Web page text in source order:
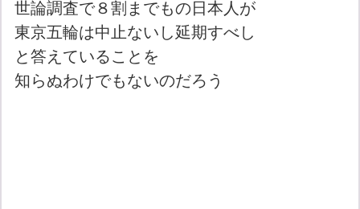
世論調査で８割までもの日本人が
東京五輪は中止ないし延期すべし
と答えていることを
知らぬわけでもないのだろう